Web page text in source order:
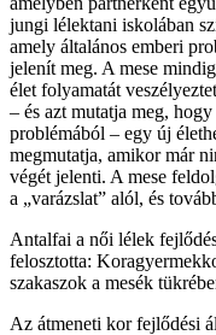
jungi lélektani iskolában
amely általános emberi
jelenít meg. A mese
élet folyamatát
– és azt mutatja meg,
problémából – egy új
megmutatja, amikor már
végét jelenti. A mese
a „varázslat” alól, és
Antalfai a női lélek
felosztotta:
szakaszok a mesék
Az átmeneti kor fejlődési